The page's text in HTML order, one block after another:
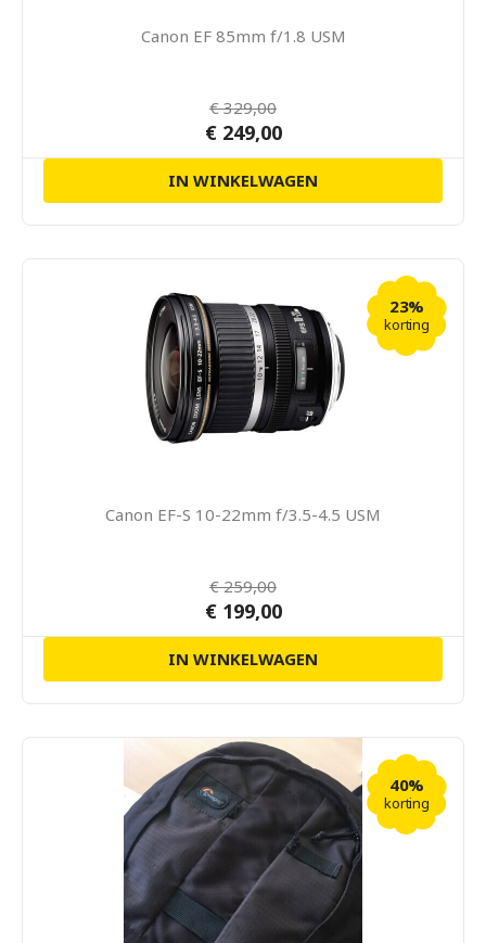
Canon EF 85mm f/1.8 USM
€ 329,00
€ 249,00
IN WINKELWAGEN
23%
korting
Canon EF-S 10-22mm f/3.5-4.5 USM
€ 259,00
€ 199,00
IN WINKELWAGEN
40%
korting